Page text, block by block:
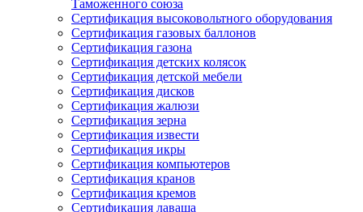
Таможенного союза
Сертификация высоковольтного оборудования
Сертификация газовых баллонов
Сертификация газона
Сертификация детских колясок
Сертификация детской мебели
Сертификация дисков
Сертификация жалюзи
Сертификация зерна
Сертификация извести
Сертификация икры
Сертификация компьютеров
Сертификация кранов
Сертификация кремов
Сертификация лаваша